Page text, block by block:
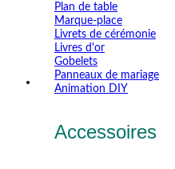
Plan de table
Marque-place
Livrets de cérémonie
Livres d'or
Gobelets
Panneaux de mariage
Animation DIY
Accessoires